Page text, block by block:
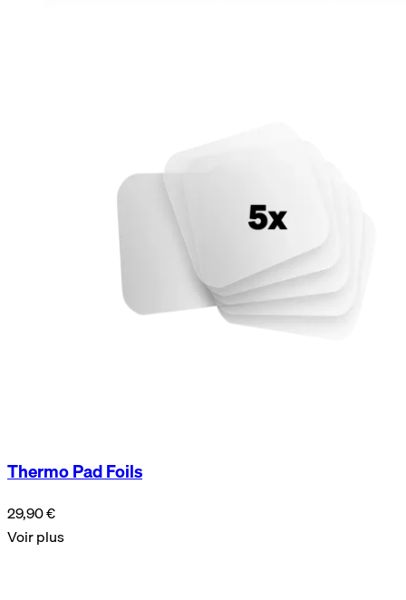
Thermo Pad Foils
29,90 €
Voir plus